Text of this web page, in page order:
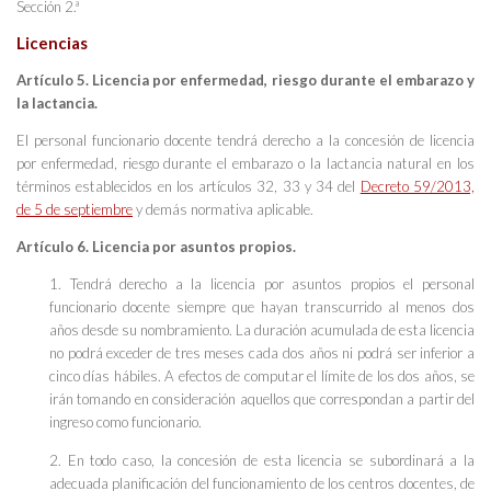
Sección 2.ª
Licencias
Artículo 5. Licencia por enfermedad, riesgo durante el embarazo y
la lactancia.
El personal funcionario docente tendrá derecho a la concesión de licencia
por enfermedad, riesgo durante el embarazo o la lactancia natural en los
términos establecidos en los artículos 32, 33 y 34 del Decreto 59/2013,
de 5 de septiembrey demás normativa aplicable.
Artículo 6. Licencia por asuntos propios.
1. Tendrá derecho a la licencia por asuntos propios el personal
funcionario docente siempre que hayan transcurrido al menos dos
años desde su nombramiento. La duración acumulada de esta licencia
no podrá exceder de tres meses cada dos años ni podrá ser inferior a
cinco días hábiles. A efectos de computar el límite de los dos años, se
irán tomando en consideración aquellos que correspondan a partir del
ingreso como funcionario.
2. En todo caso, la concesión de esta licencia se subordinará a la
adecuada planificación del funcionamiento de los centros docentes, de